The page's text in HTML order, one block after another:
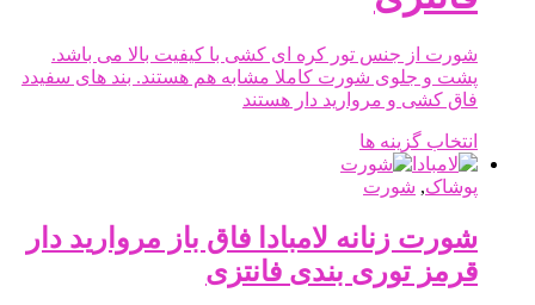
شورت از جنس تور کره ای کشی با کیفیت بالا می باشد.
پشت و جلوی شورت کاملا مشابه هم هستند. بند های سفیدد
فاق کشی و مروارید دار هستند
انتخاب گزینه ها
محصول
مختلفی
می
باشد.
پوشاک, شورت
شورت زنانه لامبادا فاق باز مروارید دار
قرمز توری بندی فانتزی